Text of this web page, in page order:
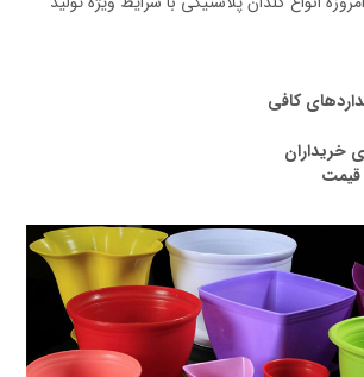
کافی
خریداران
قیمت